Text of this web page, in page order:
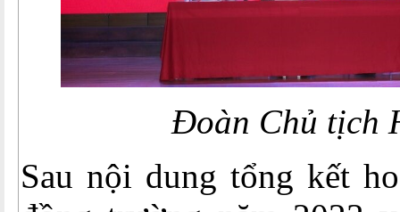
Đoàn Chủ tịch
Sau nội dung tổng kết